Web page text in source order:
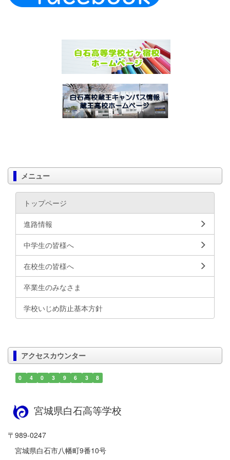
メニュー
トップページ
進路情報
中学生の皆様へ
在校生の皆様へ
卒業生のみなさま
学校いじめ防止基本方針
アクセスカウンター
0 4 0 3 9 6 3 8
宮城県白石高等学校
〒989-0247
宮城県白石市八幡町9番10号